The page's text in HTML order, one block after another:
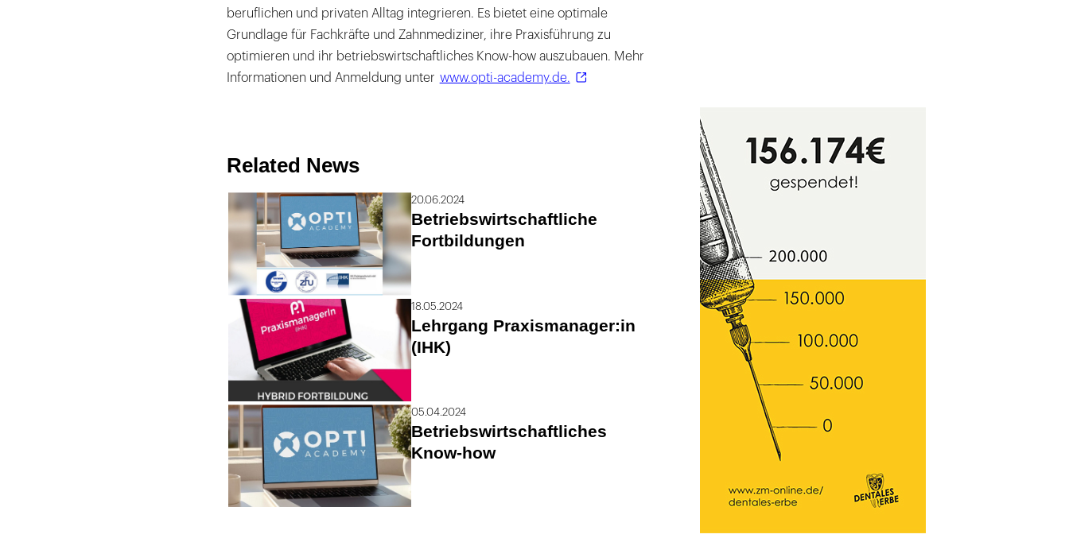
beruflichen und privaten Alltag integrieren. Es bietet eine optimale
Grundlage für Fachkräfte und Zahnmediziner, ihre Praxisführung zu
optimieren und ihr betriebswirtschaftliches Know-how auszubauen. Mehr
Informationen und Anmeldung unter www.opti-academy.de.
Related News
20.06.2024
Betriebswirtschaftliche
Fortbildungen
18.05.2024
Lehrgang Praxismanager:in
(IHK)
05.04.2024
Betriebswirtschaftliches
Know-how